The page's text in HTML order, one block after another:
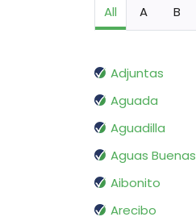
All A B
Adjuntas
Aguada
Aguadilla
Aguas Buenas
Aibonito
Arecibo